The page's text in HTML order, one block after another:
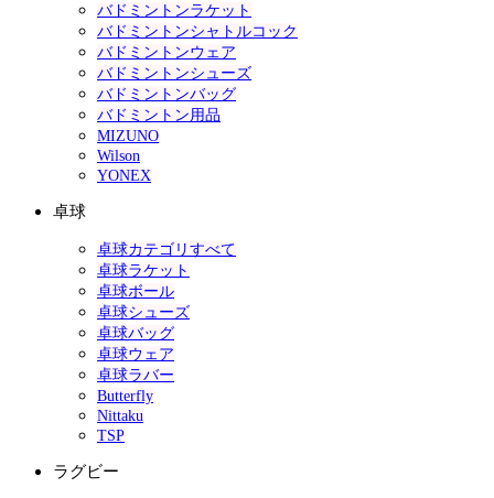
バドミントンラケット
バドミントンシャトルコック
バドミントンウェア
バドミントンシューズ
バドミントンバッグ
バドミントン用品
MIZUNO
Wilson
YONEX
卓球
卓球カテゴリすべて
卓球ラケット
卓球ボール
卓球シューズ
卓球バッグ
卓球ウェア
卓球ラバー
Butterfly
Nittaku
TSP
ラグビー